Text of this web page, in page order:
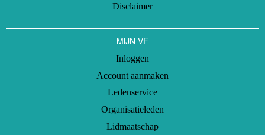
Disclaimer
MIJN VF
Inloggen
Account aanmaken
Ledenservice
Organisatieleden
Lidmaatschap